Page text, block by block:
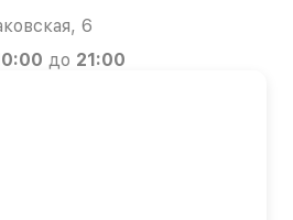
6
до 21:00